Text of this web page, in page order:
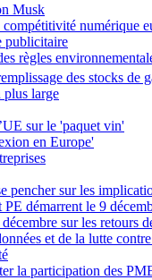
Musk
numérique
publicitaire
règles
des stocks de
plus large
sur le 'paquet vin'
en Europe'
pencher sur les
démarrent le 9
sur les retours
et de la lutte
la participation des